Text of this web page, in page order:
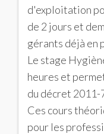
d'exploitation
de 2 jours et
gérants déjà en
Le stage
heures et
du décret 2011-
Ces cours
pour les